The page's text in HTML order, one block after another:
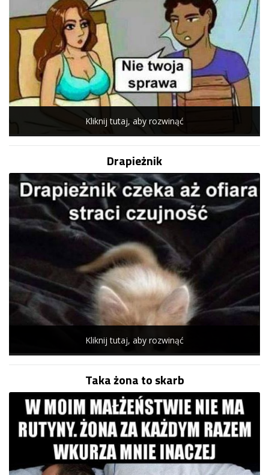
Kliknij tutaj, aby rozwinąć
Drapieżnik
Kliknij tutaj, aby rozwinąć
Taka żona to skarb